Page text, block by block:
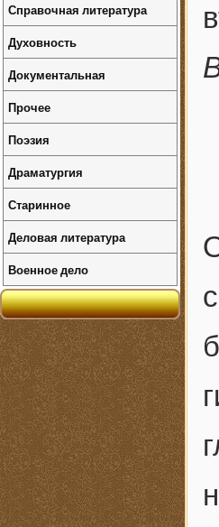
Справочная литература
Духовность
Документальная
Прочее
Поэзия
Драматургия
Старинное
Деловая литература
Военное дело